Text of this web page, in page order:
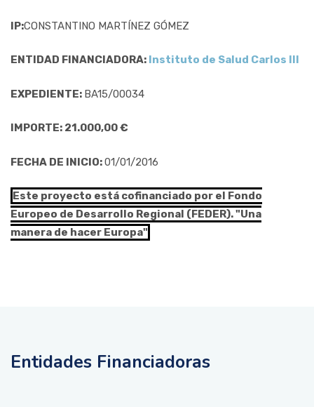
IP:CONSTANTINO MARTÍNEZ GÓMEZ
ENTIDAD FINANCIADORA: Instituto de Salud Carlos III
EXPEDIENTE: BA15/00034
IMPORTE: 21.000,00 €
FECHA DE INICIO:01/01/2016
Este proyecto está cofinanciado por el Fondo
Europeo de Desarrollo Regional (FEDER). "Una
manera de hacer Europa"
Entidades Financiadoras